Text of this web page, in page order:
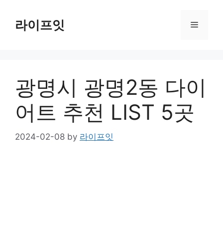
content라이프잇 Menu
광명시 광명2동 다이
어트 추천 LIST 5곳
2024-02-08 by 라이프잇